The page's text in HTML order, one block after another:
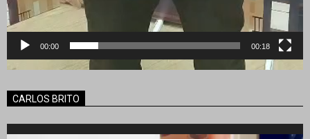
00:00 00:18
CARLOS BRITO
Reproductor